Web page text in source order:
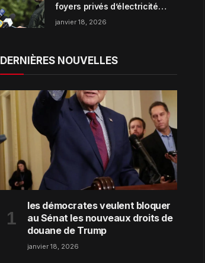
foyers privés d’électricité
dans la région de Zaporijjia
janvier 18, 2026
DERNIÈRES NOUVELLES
les démocrates veulent bloquer
au Sénat les nouveaux droits de
douane de Trump
janvier 18, 2026